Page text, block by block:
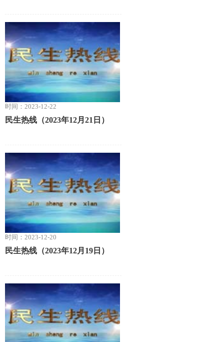
时间：2023-12-22
民生热线（2023年12月21日）
时间：2023-12-20
民生热线（2023年12月19日）